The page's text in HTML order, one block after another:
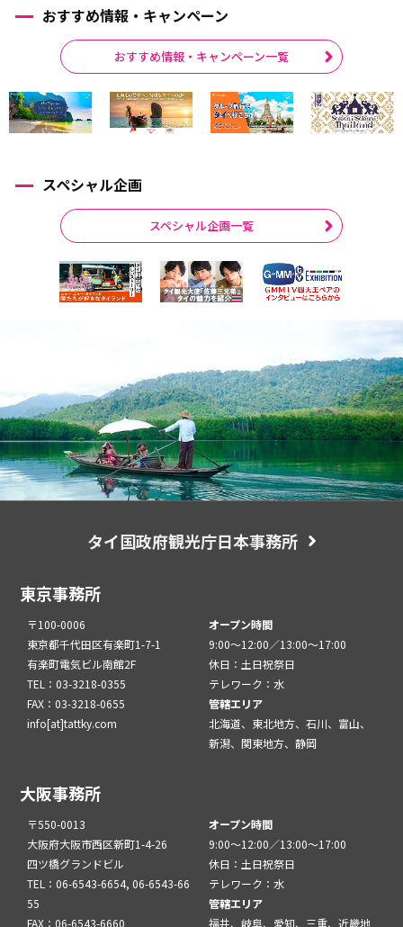
おすすめ情報・キャンペーン
おすすめ情報・キャンペーン一覧
スペシャル企画
スペシャル企画一覧
タイ国政府観光庁日本事務所
東京事務所
〒100-0006
東京都千代田区有楽町1-7-1
有楽町電気ビル南館2F
TEL：03-3218-0355
FAX：03-3218-0655
info[at]tattky.com
オープン時間
9:00～12:00／13:00～17:00
休日：土日祝祭日
テレワーク：水
管轄エリア
北海道、東北地方、石川、富山、
新潟、関東地方、静岡
大阪事務所
〒550-0013
大阪府大阪市西区新町1-4-26
四ツ橋グランドビル
TEL：06-6543-6654, 06-6543-66
55
FAX：06-6543-6660
オープン時間
9:00～12:00／13:00～17:00
休日：土日祝祭日
テレワーク：水
管轄エリア
福井、岐阜、愛知、三重、近畿地